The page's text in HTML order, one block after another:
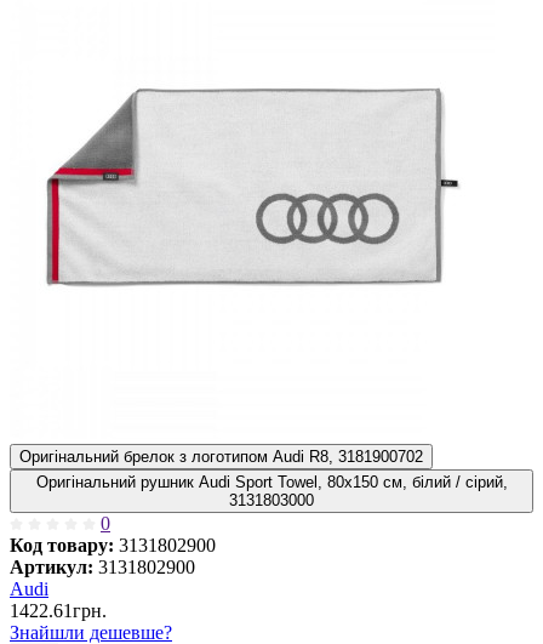
Оригінальний брелок з логотипом Audi R8, 3181900702
Оригінальний рушник Audi Sport Towel, 80x150 см, білий / сірий,
3131803000
0
Код товару: 3131802900
Артикул: 3131802900
Audi
1422.61грн.
Знайшли дешевше?